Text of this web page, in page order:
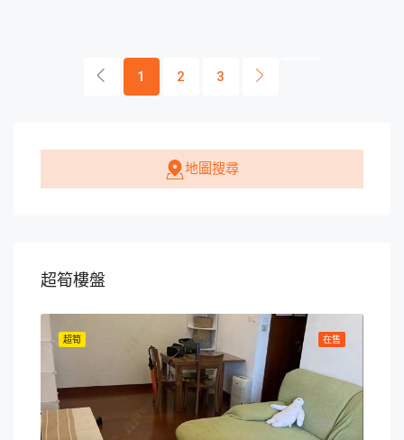
1 2 3
地圖搜尋
超筍樓盤
在售
超筍